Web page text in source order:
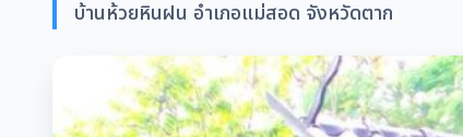
บ้านห้วยหินฝน อำเภอแม่สอด จังหวัดตาก